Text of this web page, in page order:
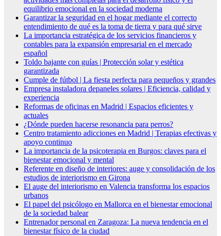
equilibrio emocional en la sociedad moderna
Garantizar la seguridad en el hogar mediante el correcto
entendimiento de qué es la toma de tierra y para qué sirve
La importancia estratégica de los servicios financieros y
contables para la expansión empresarial en el mercado
español
Toldo bajante con guías | Protección solar y estética
garantizada
Cumple de fútbol | La fiesta perfecta para pequeños y grandes
Empresa instaladora depaneles solares | Eficiencia, calidad y
experiencia
Reformas de oficinas en Madrid | Espacios eficientes y
actuales
¿Dónde pueden hacerse resonancia para perros?
Centro tratamiento adicciones en Madrid | Terapias efectivas y
apoyo continuo
La importancia de la psicoterapia en Burgos: claves para el
bienestar emocional y mental
Referente en diseño de interiores: auge y consolidación de los
estudios de interiorismo en Girona
El auge del interiorismo en Valencia transforma los espacios
urbanos
El papel del psicólogo en Mallorca en el bienestar emocional
de la sociedad balear
Entrenador personal en Zaragoza: La nueva tendencia en el
bienestar físico de la ciudad